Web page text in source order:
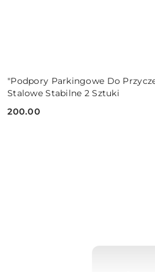
"Podpory Parkingowe Do
Stalowe Stabilne 2 Sztuki
Cena:
200.00